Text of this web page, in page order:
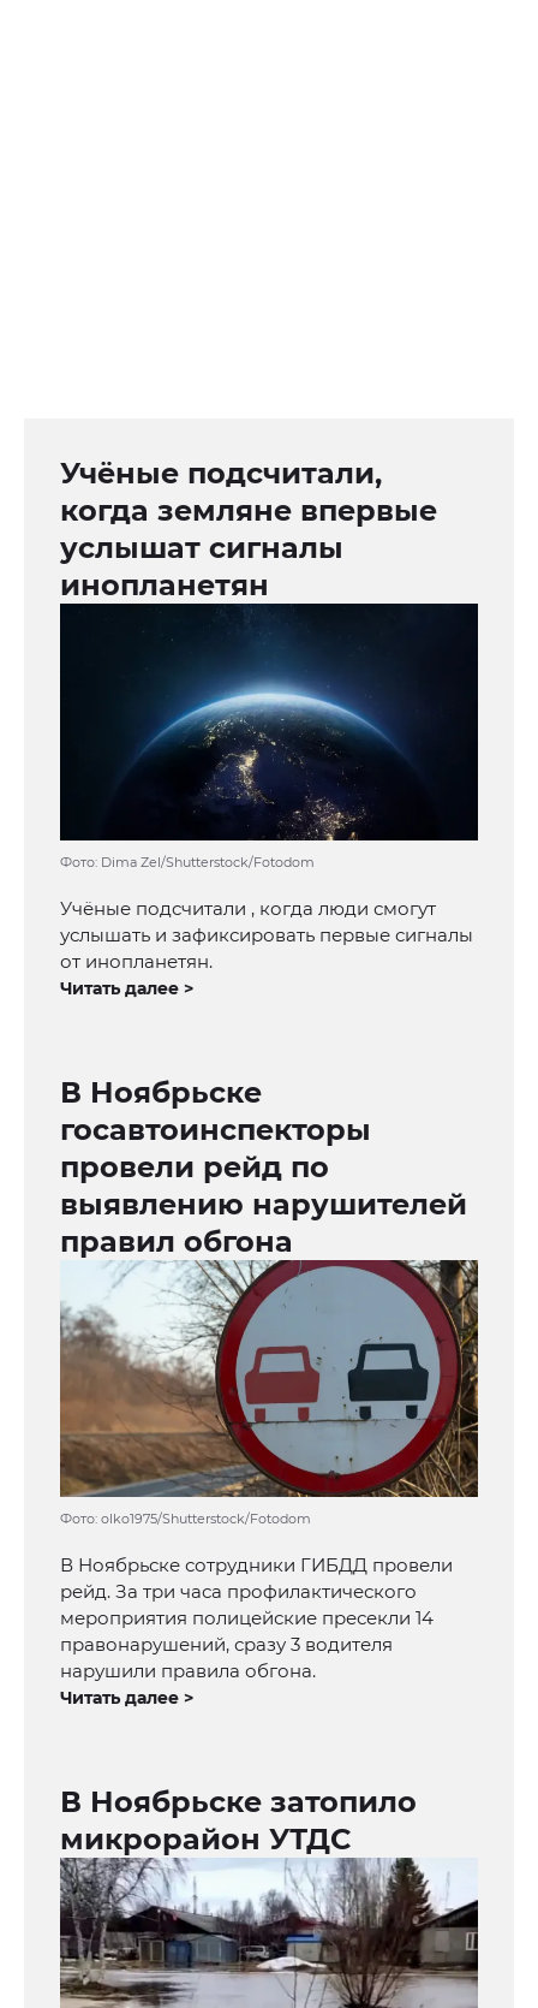
Учёные подсчитали,
когда земляне впервые
услышат сигналы
инопланетян
Фото: Dima Zel/Shutterstock/Fotodom
Учёные подсчитали , когда люди смогут
услышать и зафиксировать первые сигналы
от инопланетян.
Читать далее >
В Ноябрьске
госавтоинспекторы
провели рейд по
выявлению нарушителей
правил обгона
Фото: olko1975/Shutterstock/Fotodom
В Ноябрьске сотрудники ГИБДД провели
рейд. За три часа профилактического
мероприятия полицейские пресекли 14
правонарушений, сразу 3 водителя
нарушили правила обгона.
Читать далее >
В Ноябрьске затопило
микрорайон УТДС